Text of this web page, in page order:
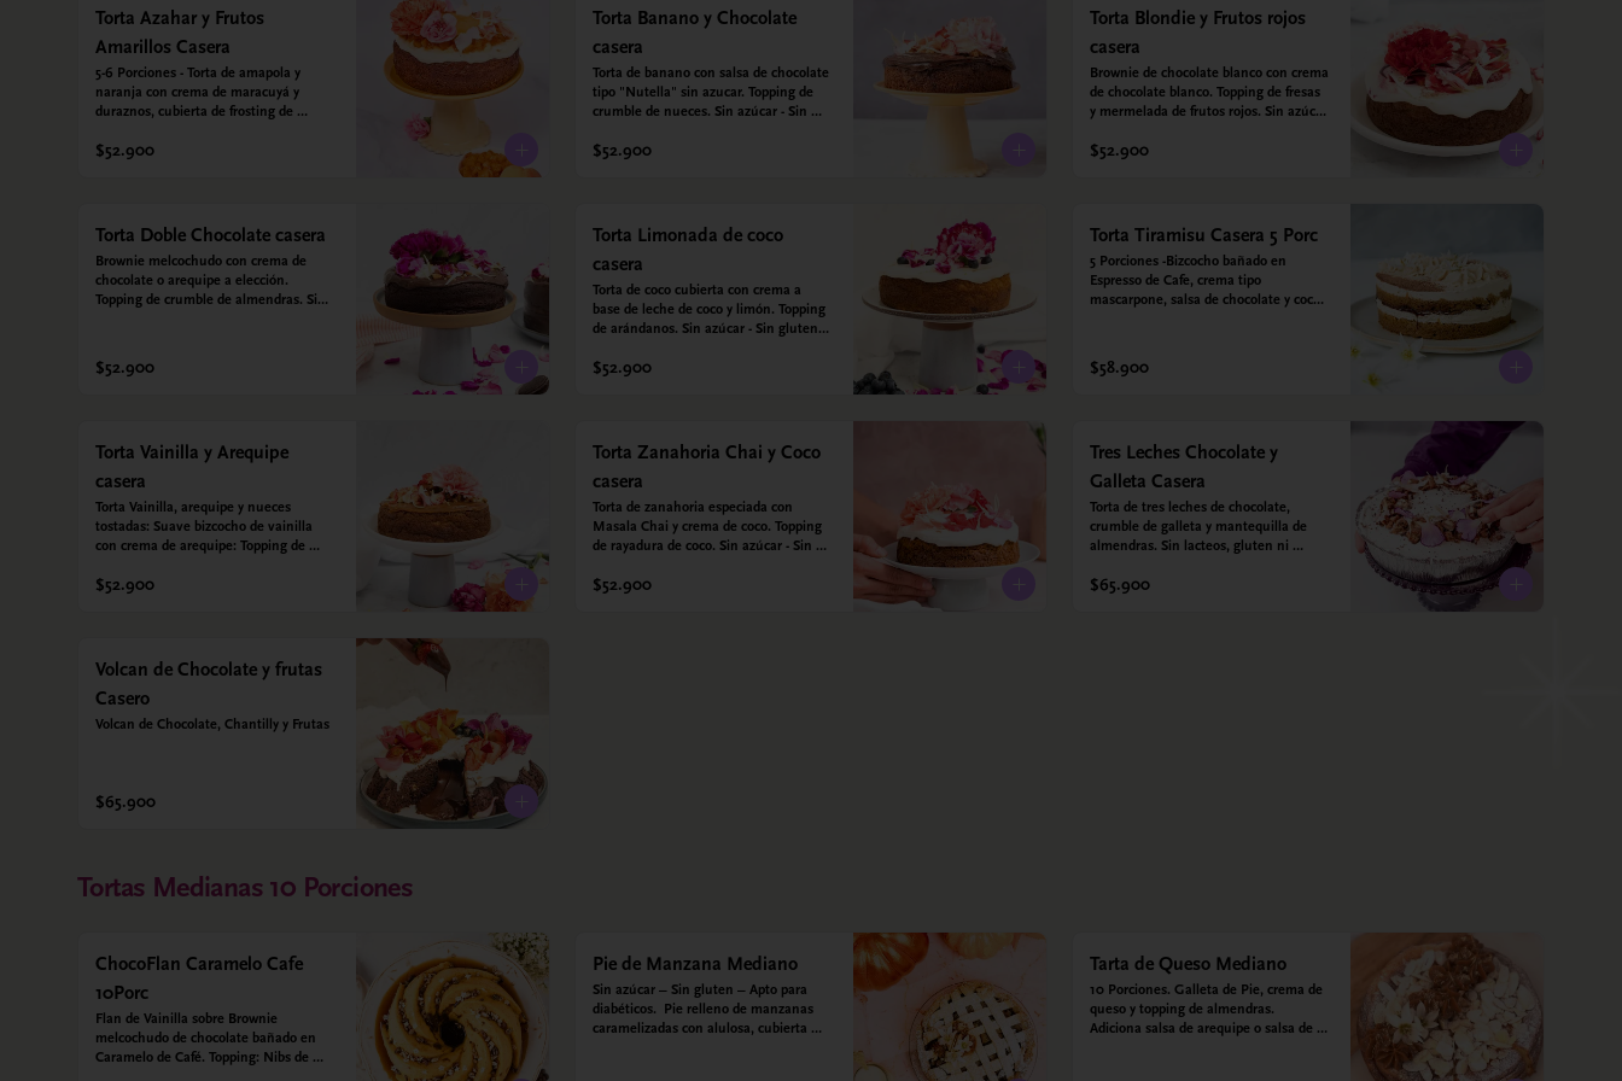
vainilla.  Crema: Chantilly vegetal
*contiene un derivado de proteína
láctea conocido como caseína. Topping:
Fresas y Arándanos.
Torta Azahar y Frutos
Amarillos Casera
5-6 Porciones - Torta de amapola y
naranja con crema de maracuyá y
duraznos, cubierta de frosting de
Apto para diabeticos
$52.900
Torta Banano y Chocolate
casera
Torta de banano con salsa de chocolate
tipo "Nutella" sin azucar. Topping de
crumble de nueces. Sin azúcar - Sin
arroz y almendras. Endulzada con
$52.900
Torta Blondie y Frutos rojos
casera
Brownie de chocolate blanco con crema
de chocolate blanco. Topping de fresas
y mermelada de frutos rojos. Sin azúcar
Hecha con harina quinoa, arroz y coco.
$52.900
Torta Doble Chocolate casera
Brownie melcochudo con crema de
chocolate o arequipe a elección.
Topping de crumble de almendras. Sin
arroz y almendras. Endulzada con
estevia.
$52.900
Torta Limonada de coco
casera
Torta de coco cubierta con crema a
base de leche de coco y limón. Topping
de arándanos. Sin azúcar - Sin gluten -
harina quinoa, arroz y coco. Endulzada
$52.900
Torta Tiramisu Casera 5 Porc
5 Porciones -Bizcocho bañado en
Espresso de Cafe, crema tipo
mascarpone, salsa de chocolate y cocoa
$58.900
Torta Vainilla y Arequipe
casera
Torta Vainilla, arequipe y nueces
tostadas: Suave bizcocho de vainilla
con crema de arequipe: Topping de
gluten - Apta para diabéticos. Hechos
$52.900
Torta Zanahoria Chai y Coco
casera
Torta de zanahoria especiada con
Masala Chai y crema de coco. Topping
de rayadura de coco. Sin azúcar - Sin
con harina quinoa, arroz y almendras.
$52.900
Tres Leches Chocolate y
Galleta Casera
Torta de tres leches de chocolate,
crumble de galleta y mantequilla de
almendras. Sin lacteos, gluten ni
$65.900
Volcan de Chocolate y frutas
Casero
Volcan de Chocolate, Chantilly y Frutas
$65.900
Tortas Medianas 10 Porciones
ChocoFlan Caramelo Cafe
10Porc
Flan de Vainilla sobre Brownie
melcochudo de chocolate bañado en
Caramelo de Café. Topping: Nibs de
Pie de Manzana Mediano
Sin azúcar – Sin gluten – Apto para
diabéticos.  Pie relleno de manzanas
caramelizadas con alulosa, cubierta
Tarta de Queso Mediano
10 Porciones. Galleta de Pie, crema de
queso y topping de almendras.
Adiciona salsa de arequipe o salsa de